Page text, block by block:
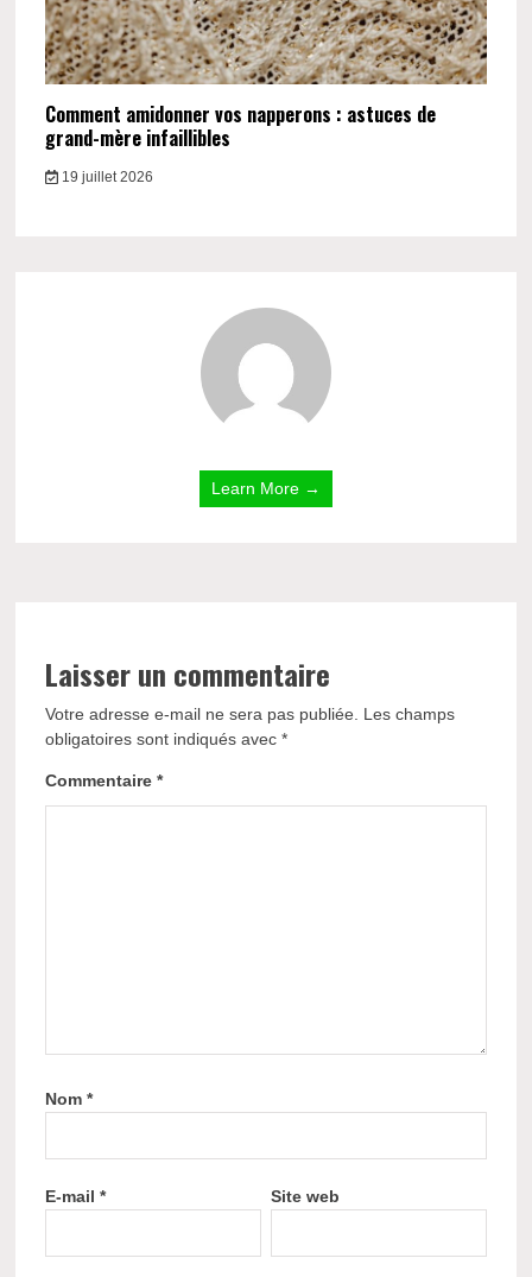
Comment amidonner vos napperons : astuces de
grand-mère infaillibles
19 juillet 2026
Learn More →
Laisser un commentaire
Votre adresse e-mail ne sera pas publiée. Les champs
obligatoires sont indiqués avec*
Commentaire*
Nom*
E-mail* Site web